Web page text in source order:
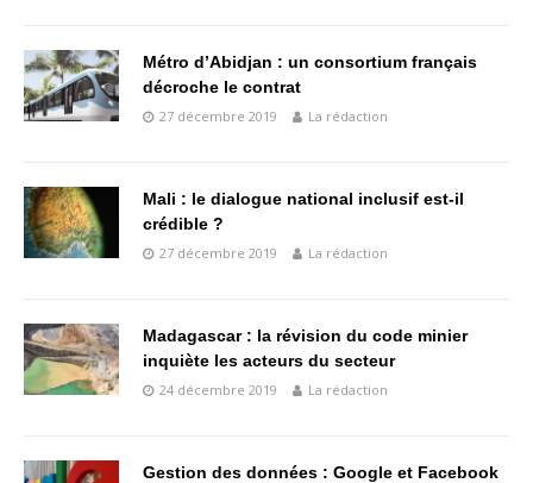
Métro d’Abidjan : un consortium français
décroche le contrat
27 décembre 2019 La rédaction
Mali : le dialogue national inclusif est-il
crédible ?
27 décembre 2019 La rédaction
Madagascar : la révision du code minier
inquiète les acteurs du secteur
24 décembre 2019 La rédaction
Gestion des données : Google et Facebook